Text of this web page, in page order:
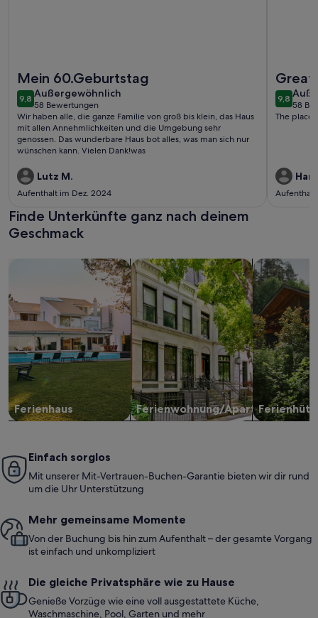
Mein 60.Geburtstag
9,89,8 von 10
Außergewöhnlich
außergewöhnlich
58 Bewertungen
(58
bewertungen)
Wir haben alle, die ganze Familie von groß bis klein, das Haus
mit allen Annehmlichkeiten und die Umgebung sehr
genossen. Das wunderbare Haus bot alles, was man sich nur
wünschen kann. Vielen Dank!was
Lutz M.
Aufenthalt im Dez. 2024
Great
9,89,8 von
58
(58
The place
Aufenthalt
Finde Unterkünfte ganz nach deinem
Geschmack
Ferienhaus
Suche nach Ferienhäusern
Ferienwohnung/Apartment
Suche nach Ferienwohnungen oder
Suche nach
Einfach sorglos
Mit unserer Mit-Vertrauen-Buchen-Garantie bieten wir dir rund
um die Uhr Unterstützung
Mehr gemeinsame Momente
Von der Buchung bis hin zum Aufenthalt – der gesamte Vorgang
ist einfach und unkompliziert
Die gleiche Privatsphäre wie zu Hause
Genieße Vorzüge wie eine voll ausgestattete Küche,
Waschmaschine, Pool, Garten und mehr